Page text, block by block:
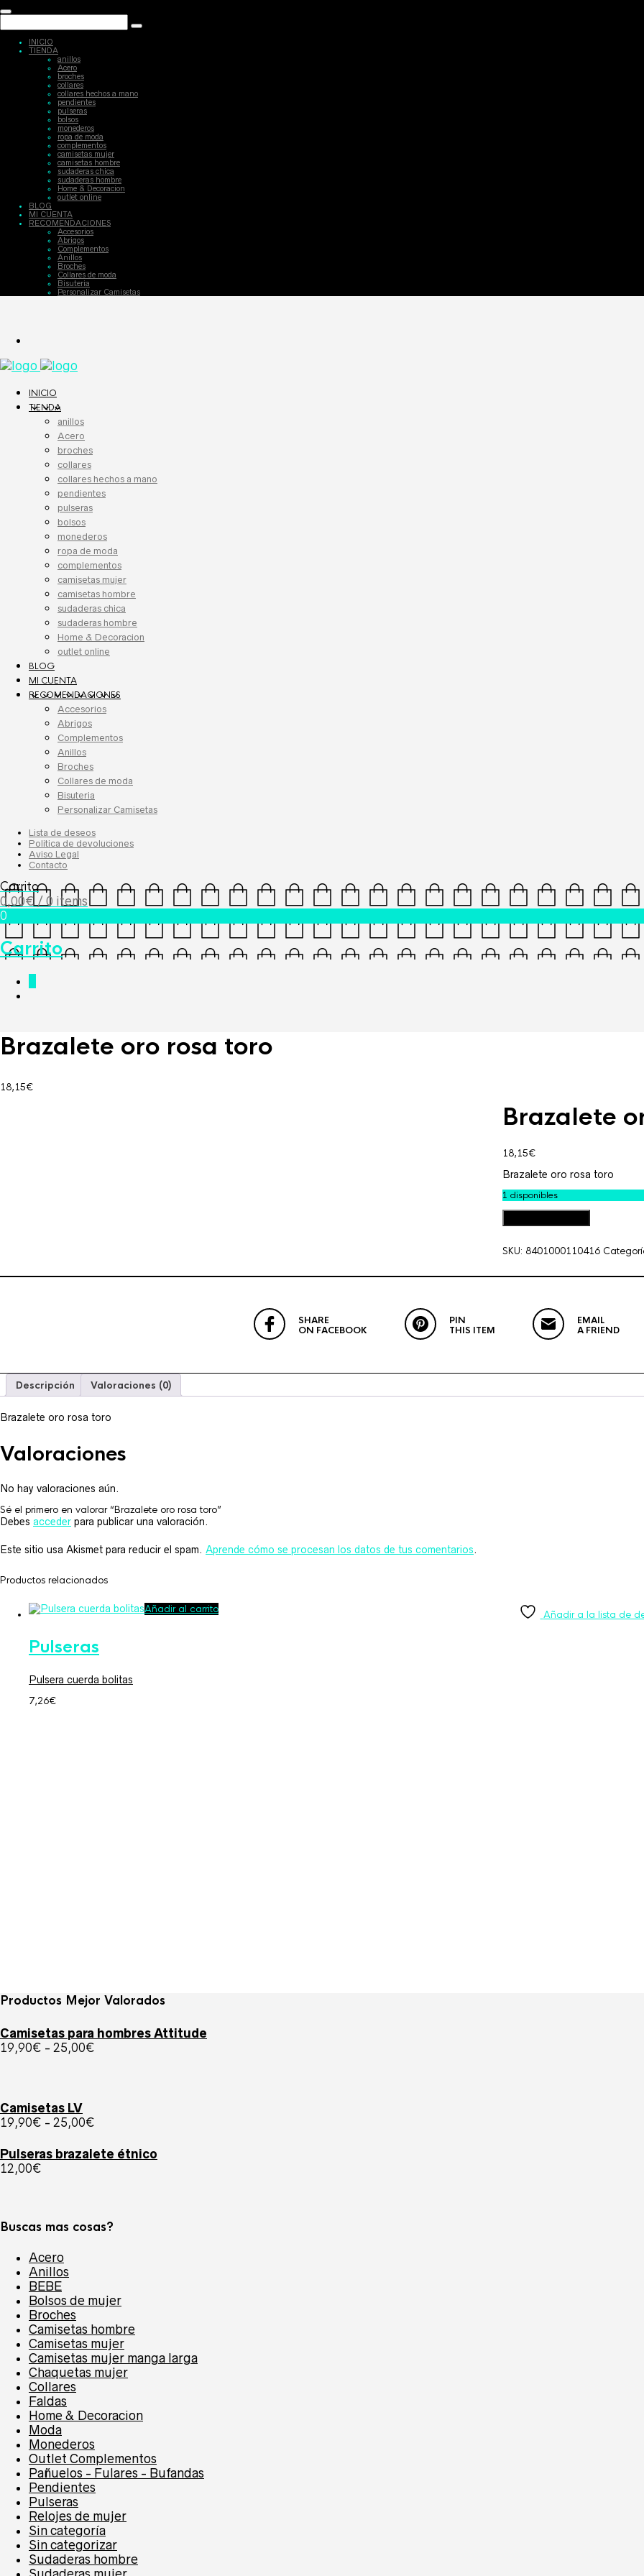
INICIO
TIENDA
anillos
Acero
broches
collares
collares hechos a mano
pendientes
pulseras
bolsos
monederos
ropa de moda
complementos
camisetas mujer
camisetas hombre
sudaderas chica
sudaderas hombre
Home & Decoracion
outlet online
BLOG
MI CUENTA
RECOMENDACIONES
Accesorios
Abrigos
Complementos
Anillos
Broches
Collares de moda
Bisuteria
Personalizar Camisetas
INICIO
TIENDA
anillos
Acero
broches
collares
collares hechos a mano
pendientes
pulseras
bolsos
monederos
ropa de moda
complementos
camisetas mujer
camisetas hombre
sudaderas chica
sudaderas hombre
Home & Decoracion
outlet online
BLOG
MI CUENTA
RECOMENDACIONES
Accesorios
Abrigos
Complementos
Anillos
Broches
Collares de moda
Bisuteria
Personalizar Camisetas
Lista de deseos
Politica de devoluciones
Aviso Legal
Contacto
Carrito
0,00€ / 0 items
0
Carrito
Brazalete oro rosa toro
18,15€
Brazalete
18,15€
Brazalete oro rosa toro
1 disponibles
Brazalete
oro
toro
SKU: 8401000110416
SHARE
ON FACEBOOK
PIN
THIS ITEM
EMAIL
A FRIEND
Descripción Valoraciones (0)
Brazalete oro rosa toro
Valoraciones
No hay valoraciones aún.
Sé el primero en valorar “Brazalete oro rosa toro”
Debes acceder para publicar una valoración.
Este sitio usa Akismet para reducir el spam. Aprende cómo se procesan los datos de tus comentarios.
Productos relacionados
Añadir al carrito Añadir a la lista de
Pulseras
Pulsera cuerda bolitas
7,26€
Productos Mejor Valorados
Camisetas para hombres Attitude
19,90€ - 25,00€
Camisetas LV
19,90€ - 25,00€
precios:
Pulseras brazalete étnico
12,00€
Buscas mas cosas?
Acero
Anillos
BEBE
Bolsos de mujer
Broches
Camisetas hombre
Camisetas mujer
Camisetas mujer manga larga
Chaquetas mujer
Collares
Faldas
Home & Decoracion
Moda
Monederos
Outlet Complementos
Pañuelos - Fulares - Bufandas
Pendientes
Pulseras
Relojes de mujer
Sin categoría
Sin categorizar
Sudaderas hombre